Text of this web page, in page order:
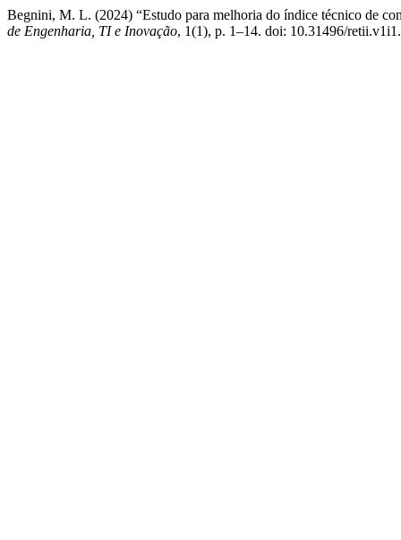
Begnini, M. L. (2024) “Estudo para melhoria do índice técnico de
de Engenharia, TI e Inovação, 1(1), p. 1–14. doi: 10.31496/